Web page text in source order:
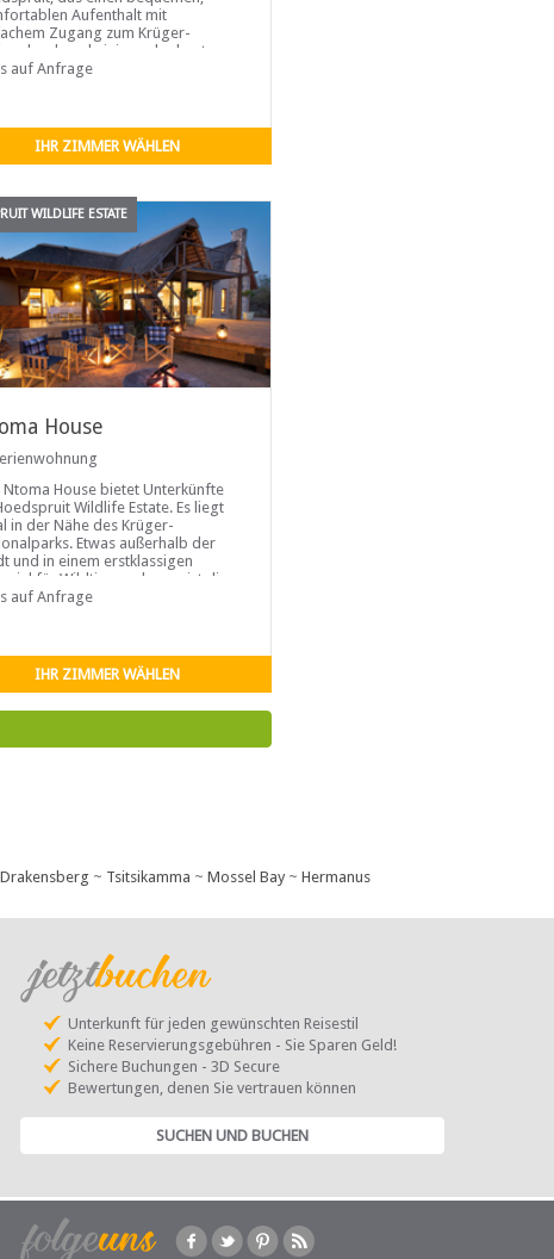
Aufenthalt mit
Zugang zum Krüger-
und einigen der besten
Südafrikas bietet. Bleiben Sie
auf Anfrage
IHR ZIMMER WÄHLEN
WILDLIFE ESTATE
House
Ntoma House bietet Unterkünfte
Wildlife Estate. Es liegt
in der Nähe des Krüger-
Etwas außerhalb der
und in einem erstklassigen
für Wildtiere gelegen, ist dies
Ort für Ihren
auf Anfrage
IHR ZIMMER WÄHLEN
Drakensberg ~ Tsitsikamma ~ Mossel Bay~ Hermanus
Unterkunft für jeden gewünschten Reisestil
Keine Reservierungsgebühren - Sie Sparen Geld!
Sichere Buchungen - 3D Secure
Bewertungen, denen Sie vertrauen können
SUCHEN UND BUCHEN